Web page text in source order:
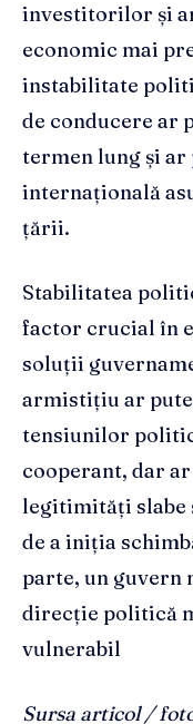
investitorilor și
economic mai
instabilitate
de conducere ar
termen lung și ar
internațională
țării.
Stabilitatea
factor crucial în
soluții
armistițiu ar
tensiunilor
cooperant, dar
legitimități slabe
de a iniția
parte, un
direcție politică
vulnerabil
Sursa articol /